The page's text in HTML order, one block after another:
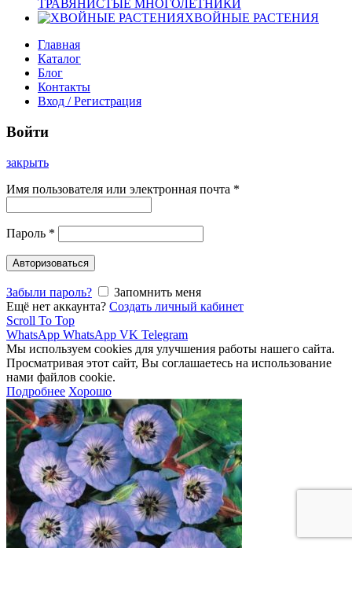
ТРАВЯНИСТЫЕ МНОГОЛЕТНИКИ
ХВОЙНЫЕ РАСТЕНИЯ
Главная
Каталог
Блог
Контакты
Вход / Регистрация
Войти
закрыть
Имя пользователя или электронная почта *
Пароль *
Авторизоваться
Забыли пароль?
Запомнить меня
Ещё нет аккаунта? Создать личный кабинет
Scroll To Top
WhatsApp WhatsApp VK Telegram
Мы используем cookies для улучшения работы нашего сайта.
Просматривая этот сайт, Вы соглашаетесь на использование
нами файлов cookie.
Подробнее Хорошо